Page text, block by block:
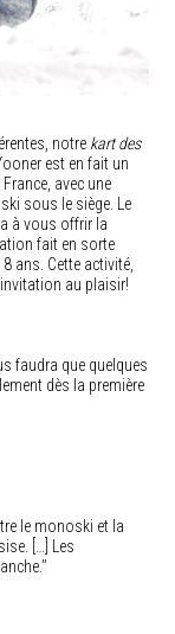
notre kart des
est en fait un
avec une
sous le siège. Le
à vous offrir la
fait en sorte
ans. Cette activité,
au plaisir!
faudra que quelques
dès la première
le monoski et la
[…] Les